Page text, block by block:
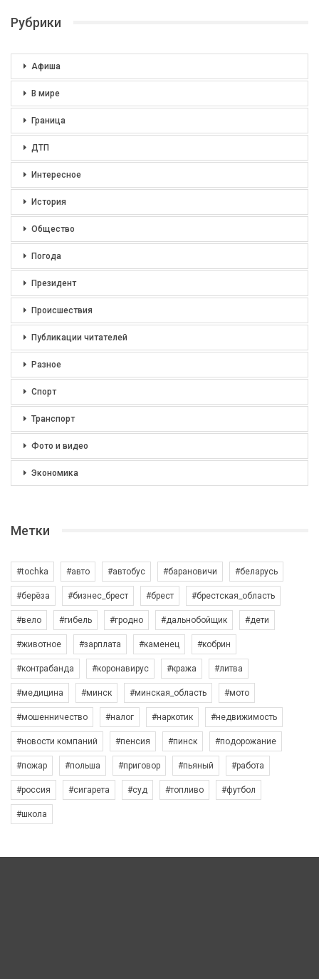
Рубрики
Афиша
В мире
Граница
ДТП
Интересное
История
Общество
Погода
Президент
Происшествия
Публикации читателей
Разное
Спорт
Транспорт
Фото и видео
Экономика
Метки
#tochka #авто #автобус #барановичи #беларусь
#берёза #бизнес_брест #брест #брестская_область
#вело #гибель #гродно #дальнобойщик #дети
#животное #зарплата #каменец #кобрин
#контрабанда #коронавирус #кража #литва
#медицина #минск #минская_область #мото
#мошенничество #налог #наркотик #недвижимость
#новости компаний #пенсия #пинск #подорожание
#пожар #польша #приговор #пьяный #работа
#россия #сигарета #суд #топливо #футбол
#школа